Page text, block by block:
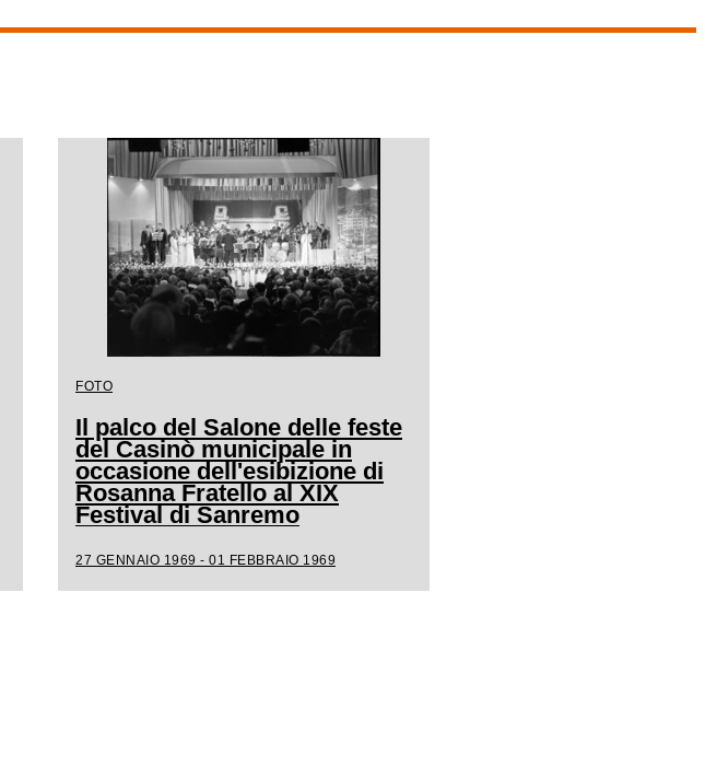
FOTO
Il palco del Salone delle feste
del Casinò municipale in
occasione dell'esibizione di
Rosanna Fratello al XIX
Festival di Sanremo
27 GENNAIO 1969 - 01 FEBBRAIO 1969